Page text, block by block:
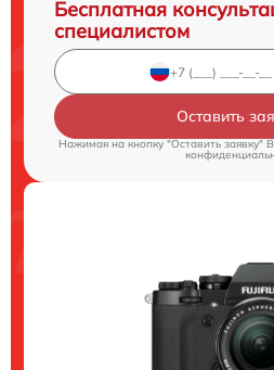
Бесплатная
специалистом
Оставить
Нажимая на кнопку "Оставить заявку"